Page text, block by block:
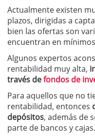
Actualmente existen
plazos, dirigidas a
bien las ofertas son
encuentran en
Algunos expertos
rentabilidad muy alta,
través defondos de
Para aquellos que no
rentabilidad, entonces
depósitos, además de
parte de bancos y cajas.